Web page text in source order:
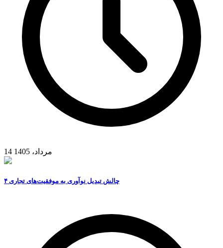
14 مرداد، 1405
۴ چالش تبدیل نوآوری به موفقیت‌های تجاری